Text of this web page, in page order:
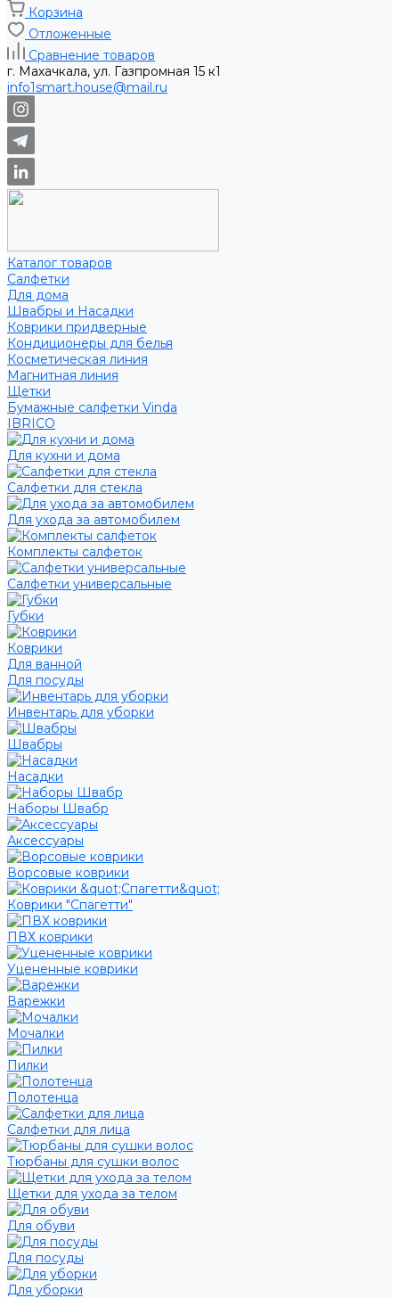
Корзина
Отложенные
Сравнение товаров
г. Махачкала, ул. Газпромная 15 к1
info1smart.house@mail.ru
Каталог товаров
Салфетки
Для дома
Швабры и Насадки
Коврики придверные
Кондиционеры для белья
Косметическая линия
Магнитная линия
Щетки
Бумажные салфетки Vinda
IBRICO
Для кухни и дома
Салфетки для стекла
Для ухода за автомобилем
Комплекты салфеток
Салфетки универсальные
Губки
Коврики
Для ванной
Для посуды
Инвентарь для уборки
Швабры
Насадки
Наборы Швабр
Аксессуары
Ворсовые коврики
Коврики "Спагетти"
ПВХ коврики
Уцененные коврики
Варежки
Мочалки
Пилки
Полотенца
Салфетки для лица
Тюрбаны для сушки волос
Щетки для ухода за телом
Для обуви
Для посуды
Для уборки